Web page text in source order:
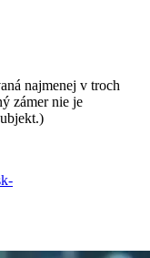
najmenej v troch
zámer nie je